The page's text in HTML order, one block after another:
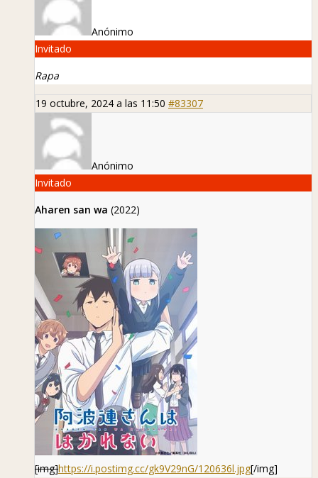
Anónimo
Invitado
Rapa
19 octubre, 2024 a las 11:50 #83307
Anónimo
Invitado
Aharen san wa (2022)
[img]https://i.postimg.cc/gk9V29nG/120636l.jpg[/img]